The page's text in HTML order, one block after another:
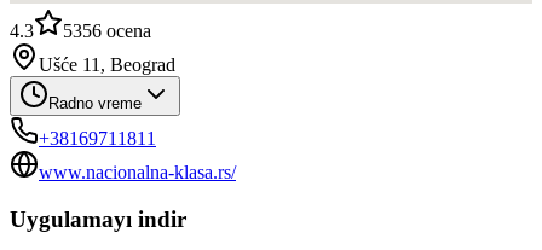
4.3 5356 ocena
Ušće 11, Beograd
Radno vreme
+38169711811
www.nacionalna-klasa.rs/
Uygulamayı indir